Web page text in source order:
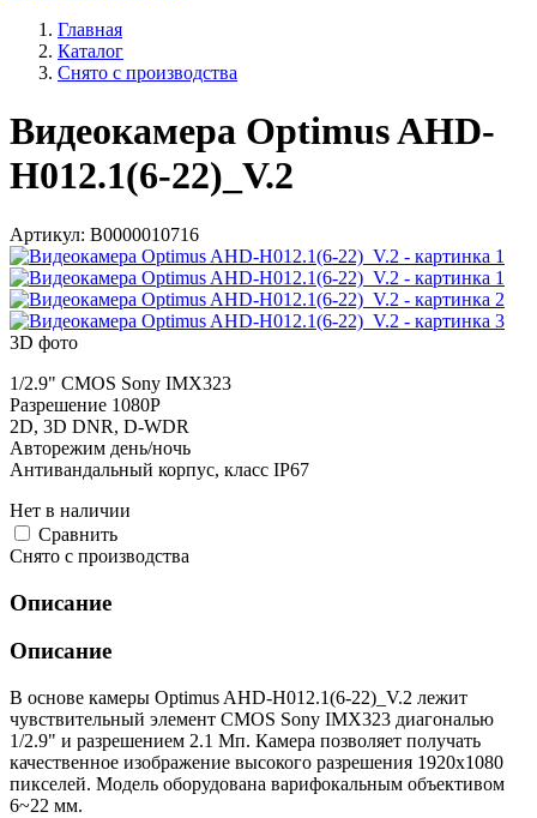
Главная
Каталог
Снято с производства
Видеокамера Optimus AHD-
H012.1(6-22)_V.2
Артикул: В0000010716
3D фото
1/2.9" CMOS Sony IMX323
Разрешение 1080P
2D, 3D DNR, D-WDR
Авторежим день/ночь
Антивандальный корпус, класс IP67
Нет в наличии
Cравнить
Снято с производства
Описание
Описание
В основе камеры Optimus AHD-H012.1(6-22)_V.2 лежит
чувствительный элемент CMOS Sony IMX323 диагональю
1/2.9" и разрешением 2.1 Мп. Камера позволяет получать
качественное изображение высокого разрешения 1920х1080
пикселей. Модель оборудована варифокальным объективом
6~22 мм.